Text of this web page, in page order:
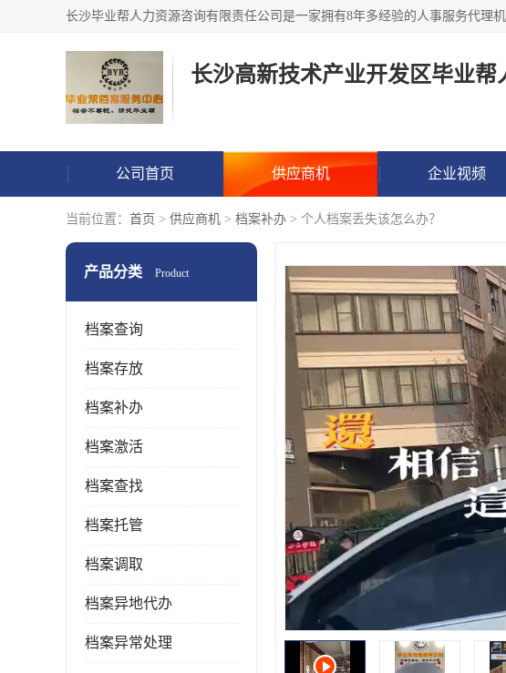
公司首页 供应商机 企业视频
当前位置： 首页 > 供应商机 > 档案补办 > 个人档案丢失该怎么办？
产品分类 Product
档案查询
档案存放
档案补办
档案激活
档案查找
档案托管
档案调取
档案异地代办
档案异常处理